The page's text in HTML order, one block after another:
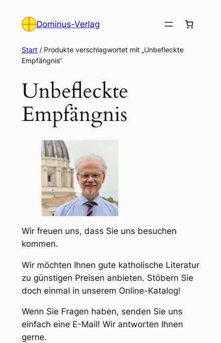
Inhalt
Dominus-Verlag
Start/ Produkte verschlagwortet mit „Unbefleckte
Empfängnis“
Unbefleckte
Empfängnis
Wir freuen uns, dass Sie uns besuchen
kommen.
Wir möchten Ihnen gute katholische Literatur
zu günstigen Preisen anbieten. Stöbern Sie
doch einmal in unserem Online-Katalog!
Wenn Sie Fragen haben, senden Sie uns
einfach eine E-Mail! Wir antworten Ihnen
gerne.